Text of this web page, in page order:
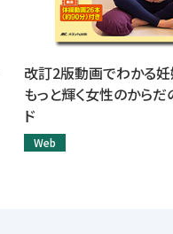
改訂2版動画でわかる妊
もっと輝く女性のからだ
ド
Web